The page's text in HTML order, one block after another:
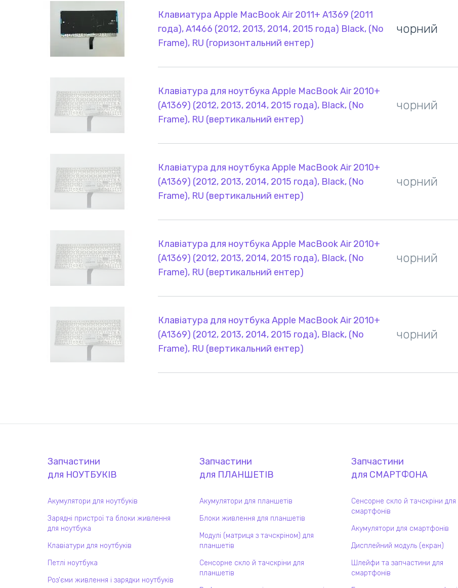
Клавиатура Apple MacBook Air 2011+ A1369 (2011
года), A1466 (2012, 2013, 2014, 2015 года) Black, (No
Frame), RU (горизонтальний ентер)
чорний
Клавіатура для ноутбука Apple MacBook Air 2010+
(A1369) (2012, 2013, 2014, 2015 года), Black, (No
Frame), RU (вертикальний ентер)
чорний
Клавіатура для ноутбука Apple MacBook Air 2010+
(A1369) (2012, 2013, 2014, 2015 года), Black, (No
Frame), RU (вертикальний ентер)
чорний
Клавіатура для ноутбука Apple MacBook Air 2010+
(A1369) (2012, 2013, 2014, 2015 года), Black, (No
Frame), RU (вертикальний ентер)
чорний
Клавіатура для ноутбука Apple MacBook Air 2010+
(A1369) (2012, 2013, 2014, 2015 года), Black, (No
Frame), RU (вертикальний ентер)
чорний
Запчастини
для НОУТБУКІВ
Акумулятори для ноутбуків
Зарядні пристрої та блоки живлення
для ноутбука
Клавіатури для ноутбуків
Петлі ноутбука
Роз'єми живлення і зарядки ноутбуків
Запчастини
для ПЛАНШЕТІВ
Акумулятори для планшетів
Блоки живлення для планшетів
Модулі (матриця з тачскріном) для
планшетів
Сенсорне скло й тачскріни для
планшетів
Запчастини
для СМАРТФОНА
Сенсорне скло й тачскріни для
смартфонів
Акумулятори для смартфонів
Дисплейний модуль (екран)
Шлейфи та запчастини для
смартфонів